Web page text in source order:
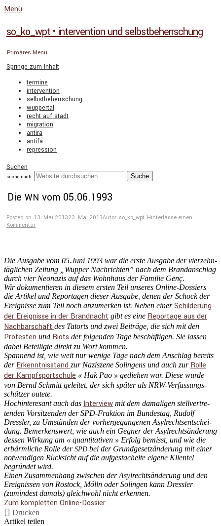
Menü
so_ko_wpt • intervention und selbstbeherrschung
Primäres Menü
Springe zum Inhalt
termine
intervention
selbstbeherrschung
wuppertal
recht auf stadt
migration
antira
antifa
repression
Suchen
suche nach:
Die WN vom 05.06.1993
Posted on 13. Mai 201323. Mai 2013Autor so_ko_wpt Hinterlasse einen
Kommentar
Die Ausgabe vom 05.Juni 1993 war die erste Ausgabe der vierzehn­
täg­li­chen Zeitung „Wupper Nachrichten” nach dem Brand­an­schlag
durch vier Neonazis auf das Wohnhaus der Familie Genç.
Wir dokumen­tieren in diesem ersten Teil unseres Online-Dossiers
die Artikel und Repor­tagen dieser Ausgabe, denen der Schock der
Ereig­nisse zum Teil noch anzumerken ist. Neben einerSchil­de­rung
der Ereig­nisse in der Brand­nacht gibt es eine Repor­tage aus der
Nachbar­schaft des Tatorts und zwei Beiträge, die sich mit den
Protesten und Riots der folgenden Tage beschäf­tigen. Sie lassen
dabei Betei­ligte direkt zu Wort kommen.
Spannend ist, wie weit nur wenige Tage nach dem Anschlag bereits
der Erkennt­nis­stand zur Naziszene Solin­gens und auch zur Rolle
der Kampf­sport­schule « Hak Pao » gediehen war. Diese wurde
von Bernd Schmitt geleitet, der sich später als NRW-Verfas­sungs­
schützer outete.
Hochin­te­resant auch das Inter­view mit dem damaligen stell­ver­tre­
tenden Vorsit­zenden der SPD-Fraktion im Bundestag, Rudolf
Dressler, zu Umständen der vorher­ge­gan­genen Asylrechts­ent­schei­
dung. Bemer­kens­wert, wie auch ein Gegner der Asylrechts­än­de­rung
dessen Wirkung am « quanti­ta­tiven » Erfolg bemisst, und wie die
erbärm­liche Rolle derSPD bei der Grund­ge­setz­än­de­rung mit einer
notwen­digen Rücksicht auf die aufge­sta­chelte eigene Klientel
begründet wird.
Einen Zusam­men­hang zwischen der Asylrechts­än­de­rung und den
Ereig­nissen von Rostock, Mölln oder Solingen kann Dressler
(zumin­dest damals) gleich­wohl nicht erkennen.
Zum kompletten Online-Dossier
Drucken
Artikel teilen